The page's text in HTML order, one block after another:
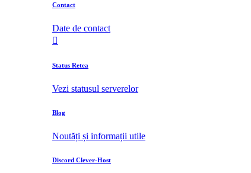
Contact
Date de contact
Status Retea
Vezi statusul serverelor
Blog
Noutăți și informații utile
Discord Clever-Host